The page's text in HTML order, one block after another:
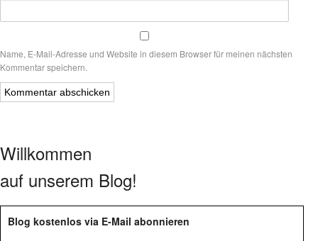
Name, E-Mail-Adresse und Website in diesem Browser für meinen nächsten
Kommentar speichern.
Willkommen
auf unserem Blog!
Blog kostenlos via E-Mail abonnieren